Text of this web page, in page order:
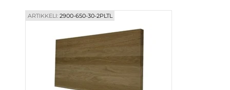
ARTIKKELI:2900-650-30-2PLTL